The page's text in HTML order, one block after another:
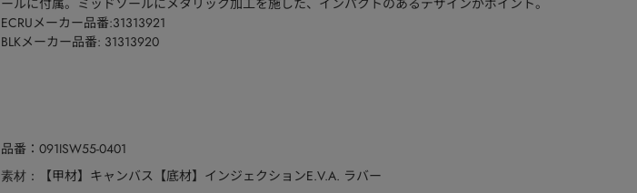
ールに付属。ミッドソールにメタリック加工を施した、インパクトのあるデザインがポイント。
ECRUメーカー品番:31313921
BLKメーカー品番: 31313920
品番 091ISW55-0401
素材 【甲材】キャンバス【底材】インジェクションE.V.A. ラバー